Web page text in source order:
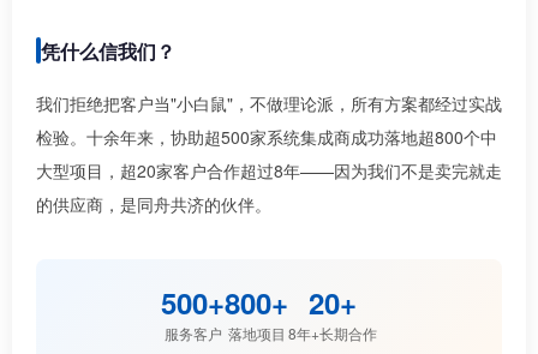
凭什么信我们？
我们拒绝把客户当"小白鼠"，不做理论派，所有方案都经过实战
检验。十余年来，协助超500家系统集成商成功落地超800个中
大型项目，超20家客户合作超过8年——因为我们不是卖完就走
的供应商，是同舟共济的伙伴。
500+
服务客户
800+
落地项目
20+
8年+长期合作